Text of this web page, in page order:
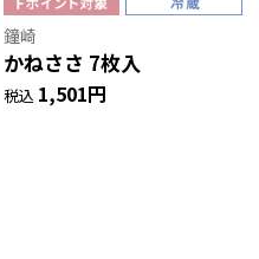
鐘崎
かねささ 7枚入
税込 1,501円